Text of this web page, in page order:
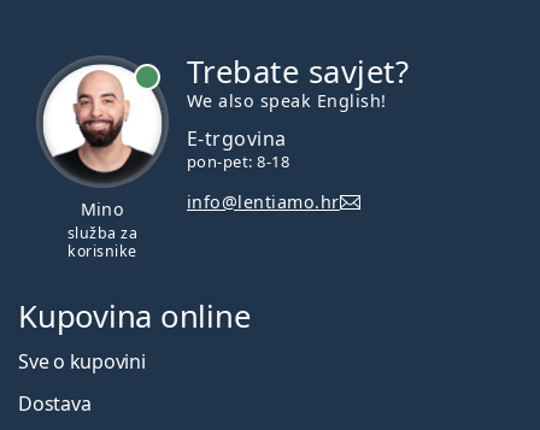
Mino
služba za
korisnike
Trebate savjet?
We also speak English!
E-trgovina
pon-pet: 8-18
info@lentiamo.hr
Kupovina online
Sve o kupovini
Dostava